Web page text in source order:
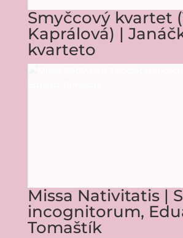
Smyčcový kvartet
Kaprálová) |
kvarteto
Missa Nativitatis |
incognitorum,
Tomaštík